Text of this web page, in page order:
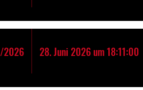
2026 28. Juni 2026 um 18:11:00